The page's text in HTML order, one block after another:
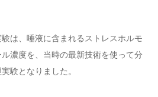
は、唾液に含まれるストレスホルモ
濃度を、当時の最新技術を使って分
験となりました。